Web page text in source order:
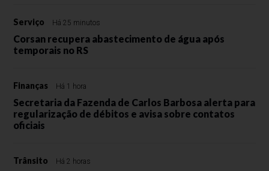
Serviço Há 25 minutos
Corsan recupera abastecimento de água após
temporais no RS
Finanças Há 1 hora
Secretaria da Fazenda de Carlos Barbosa alerta para
regularização de débitos e avisa sobre contatos
oficiais
Trânsito Há 2 horas